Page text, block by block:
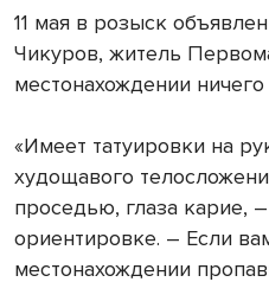
11 мая в розыск
Чикуров, житель
местонахождении
«Имеет татуировки на
худощавого
проседью, глаза карие, –
ориентировке. – Если
местонахождении